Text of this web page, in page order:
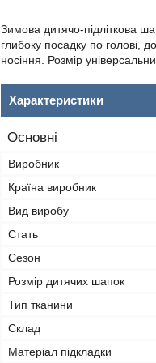
Зимова дитячо-підліткова
глибоку посадку по голові,
носіння. Розмір
Характеристики
Основні
Виробник
Країна виробник
Вид виробу
Стать
Сезон
Розмір дитячих шапок
Тип тканини
Склад
Матеріал підкладки